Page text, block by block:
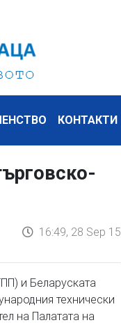
КОНТАКТИ
16:49, 28 Sep 15
и Беларуската
технически
на Палатата на